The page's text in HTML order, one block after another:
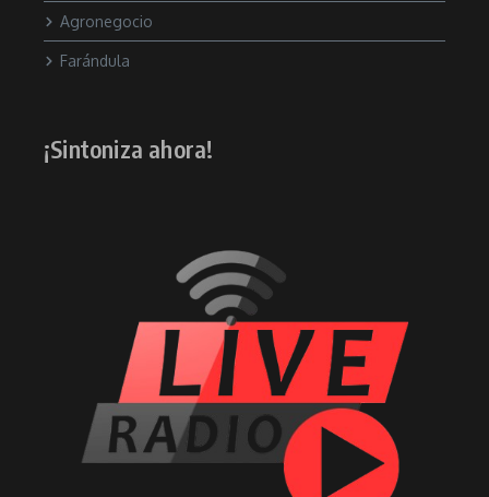
Agronegocio
Farándula
¡Sintoniza ahora!